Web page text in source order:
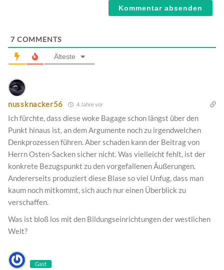
7 COMMENTS
Älteste
nussknacker56 4 Jahre vor
Ich fürchte, dass diese woke Bagage schon längst über den
Punkt hinaus ist, an dem Argumente noch zu irgendwelchen
Denkprozessen führen. Aber schaden kann der Beitrag von
Herrn Osten-Sacken sicher nicht. Was vielleicht fehlt, ist der
konkrete Bezugspunkt zu den vorgefallenen Äußerungen.
Andererseits produziert diese Blase so viel Unfug, dass man
kaum noch mitkommt, sich auch nur einen Überblick zu
verschaffen.
Was ist bloß los mit den Bildungseinrichtungen der westlichen
Welt?
Gast